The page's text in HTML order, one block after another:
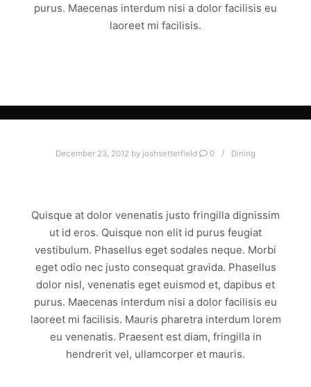
purus. Maecenas interdum nisi a dolor facilisis eu
laoreet mi facilisis.
December 23, 2012 by joshsetterfield 0 Dining
Quisque at dolor venenatis justo fringilla dignissim
ut id eros. Quisque non elit id purus feugiat
vestibulum. Phasellus eget sodales neque. Morbi
eget odio nec justo consequat gravida. Phasellus
dolor nisl, venenatis eget euismod et, dapibus et
purus. Maecenas interdum nisi a dolor facilisis eu
laoreet mi facilisis. Mauris pharetra interdum lorem
eu venenatis. Praesent est diam, fringilla in
hendrerit vel, ullamcorper et mauris.